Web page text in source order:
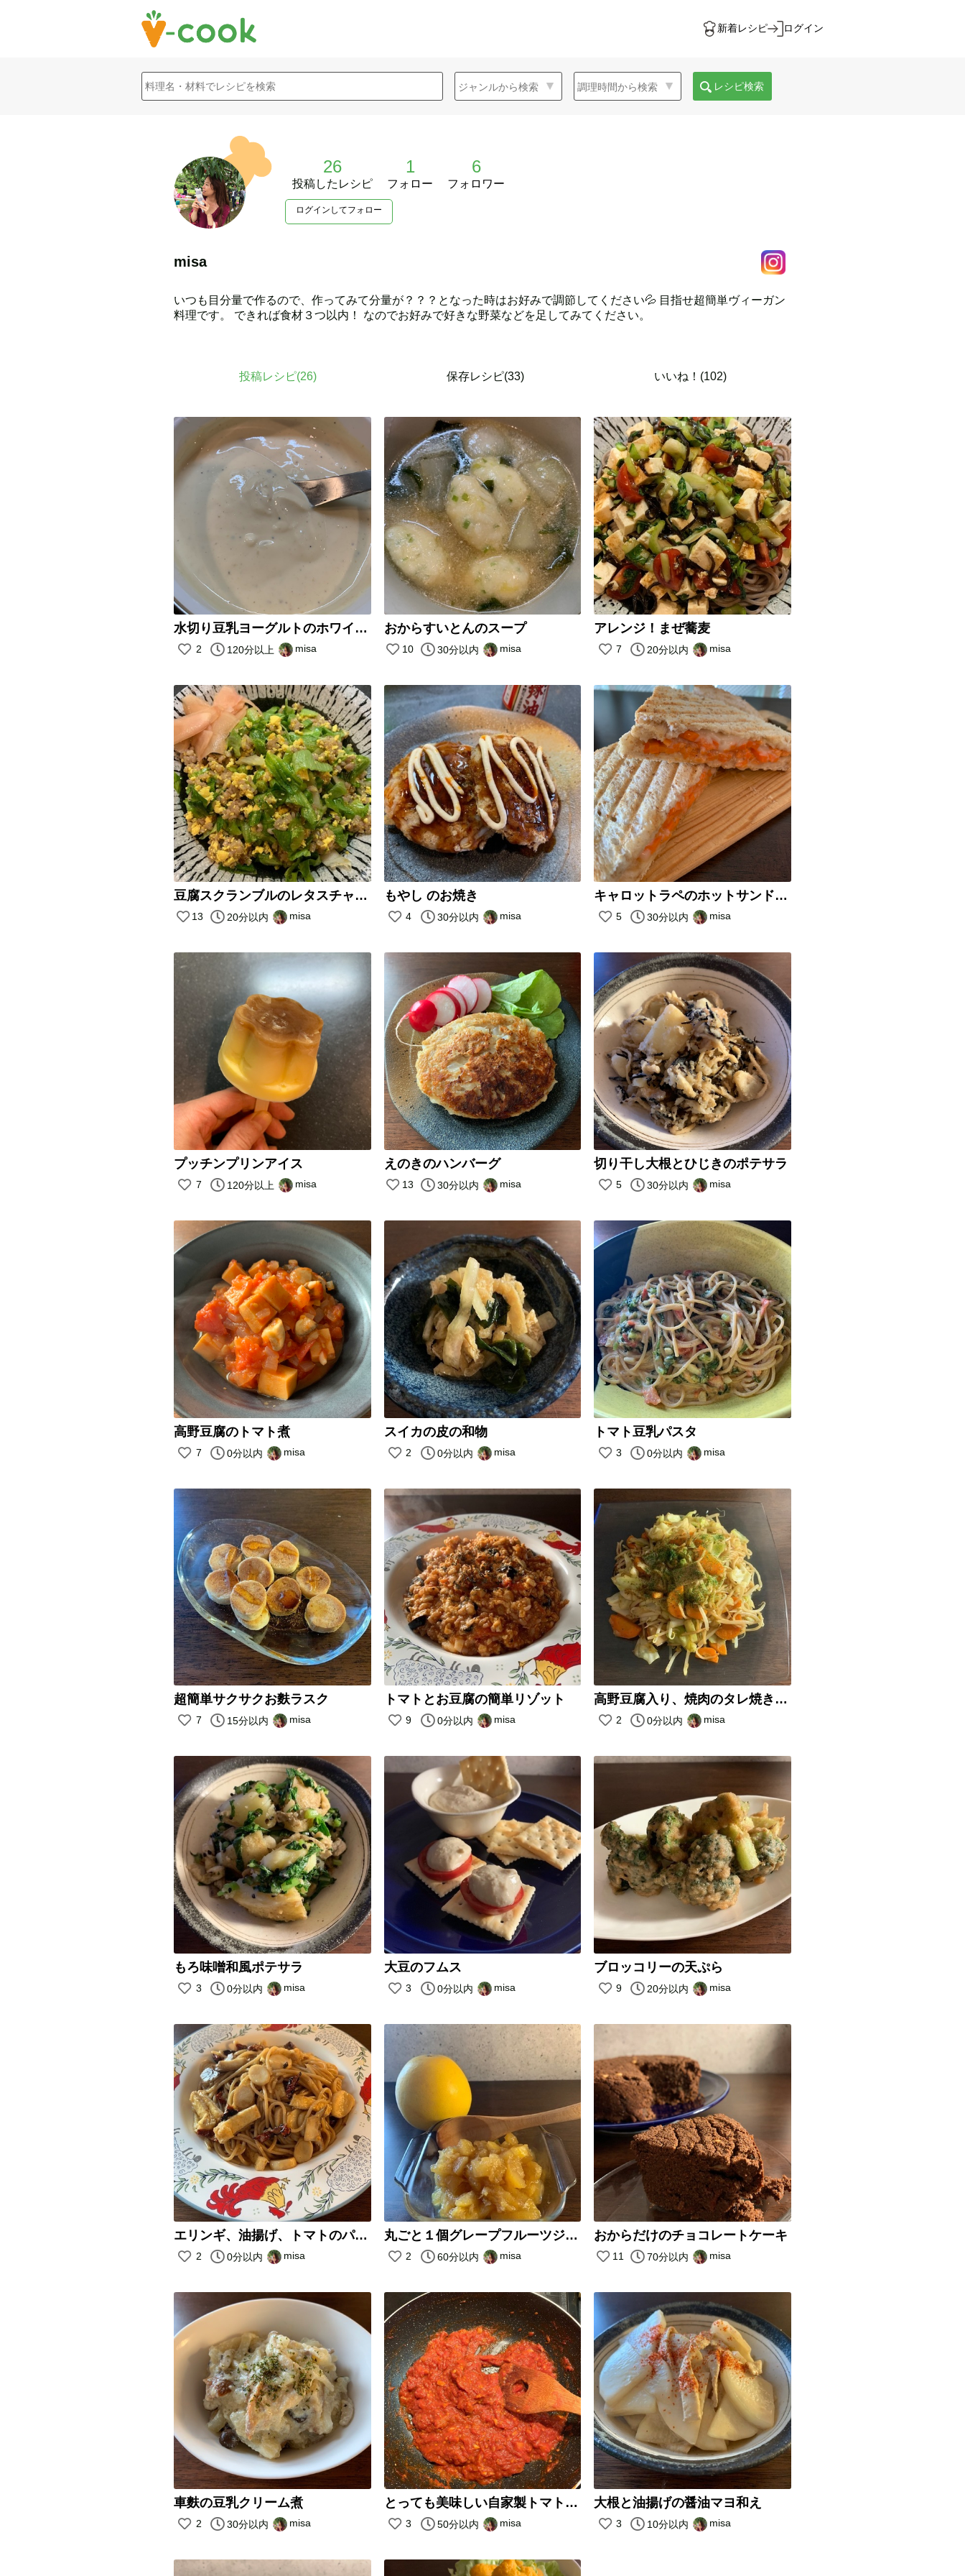
新着レシピ ログイン
レシピ検索
26
投稿したレシピ
1
フォロー
6
フォロワー
ログインしてフォロー
misa
いつも目分量で作るので、作ってみて分量が？？？となった時はお好みで調節してください💦 目指せ超簡単ヴィーガン
料理です。 できれば食材３つ以内！ なのでお好みで好きな野菜などを足してみてください。
投稿レシピ(26) 保存レシピ(33) いいね！(102)
水切り豆乳ヨーグルトのホワイトソース
2 120分以上 misa
おからすいとんのスープ
10 30分以内 misa
アレンジ！まぜ蕎麦
7 20分以内 misa
豆腐スクランブルのレタスチャーハン
13 20分以内 misa
もやし のお焼き
4 30分以内 misa
キャロットラペのホットサンド〜玄米甘酒〜
5 30分以内 misa
プッチンプリンアイス
7 120分以上 misa
えのきのハンバーグ
13 30分以内 misa
切り干し大根とひじきのポテサラ
5 30分以内 misa
高野豆腐のトマト煮
7 0分以内 misa
スイカの皮の和物
2 0分以内 misa
トマト豆乳パスタ
3 0分以内 misa
超簡単サクサクお麩ラスク
7 15分以内 misa
トマトとお豆腐の簡単リゾット
9 0分以内 misa
高野豆腐入り、焼肉のタレ焼きそば
2 0分以内 misa
もろ味噌和風ポテサラ
3 0分以内 misa
大豆のフムス
3 0分以内 misa
ブロッコリーの天ぷら
9 20分以内 misa
エリンギ、油揚げ、トマトのパスタ
2 0分以内 misa
丸ごと１個グレープフルーツジャム
2 60分以内 misa
おからだけのチョコレートケーキ
11 70分以内 misa
車麩の豆乳クリーム煮
2 30分以内 misa
とっても美味しい自家製トマトペースト
3 50分以内 misa
大根と油揚げの醤油マヨ和え
3 10分以内 misa